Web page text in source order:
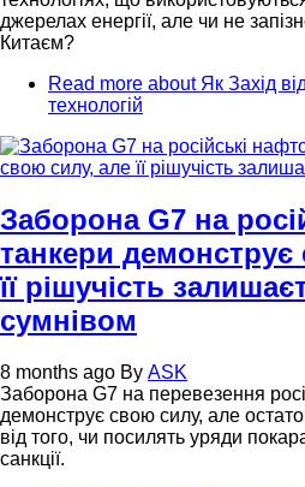
джерелах енергії, але чи не
Китаєм?
Read more about Як Захід
технологій
Заборона G7 на
танкери
її рішучість
сумнівом
8 months ago By ASK
Заборона G7 на перевезення
демонструє свою силу, але
від того, чи посилять уряди
санкції.